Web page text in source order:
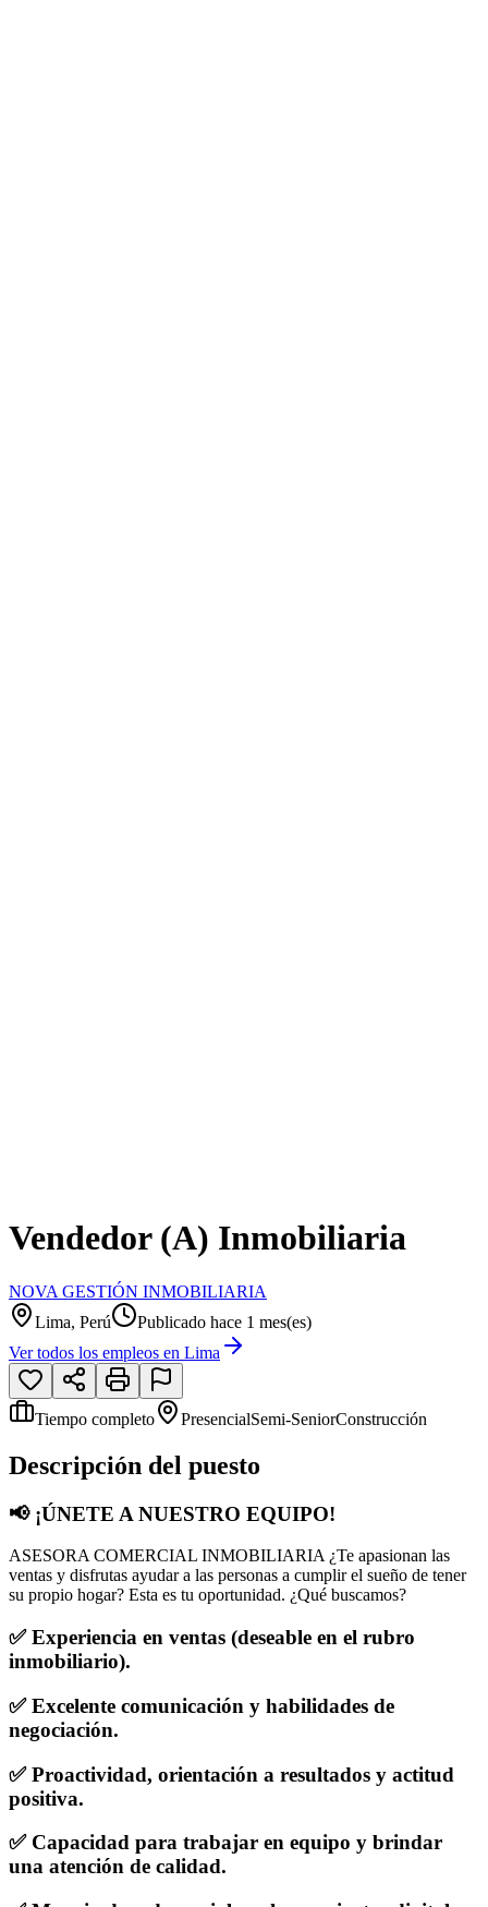
Vendedor (a) Inmobiliaria
NOVA GESTIÓN INMOBILIARIA
Lima, Perú
Publicado hace 1 mes(es)
Ver todos los empleos en Lima
Tiempo completo PresencialSemi-SeniorConstrucción
Descripción del puesto
📢 ¡ÚNETE A NUESTRO EQUIPO!
ASESORA COMERCIAL INMOBILIARIA ¿Te apasionan las
ventas y disfrutas ayudar a las personas a cumplir el sueño de tener
su propio hogar? Esta es tu oportunidad. ¿Qué buscamos?
✅ Experiencia en ventas (deseable en el rubro
inmobiliario).
✅ Excelente comunicación y habilidades de
negociación.
✅ Proactividad, orientación a resultados y actitud
positiva.
✅ Capacidad para trabajar en equipo y brindar
una atención de calidad.